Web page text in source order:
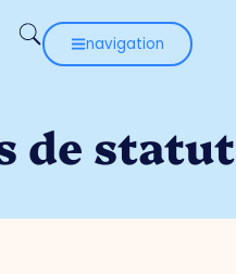
navigation
de statut